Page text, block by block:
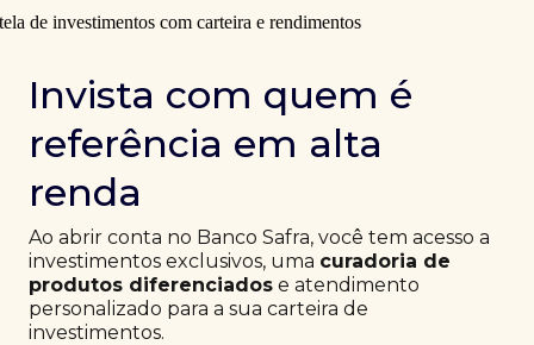
Invista com quem é
referência em alta
renda
Ao abrir conta no Banco Safra, você tem acesso a
investimentos exclusivos, uma curadoria de
produtos diferenciados e atendimento
personalizado para a sua carteira de
investimentos.